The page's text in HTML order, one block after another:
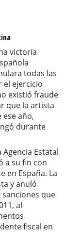
victoria
todas las
el ejercicio
existió fraude
que la artista
año,
durante
Estatal
a su fin con
en España. La
y anuló
que
al
fiscal en